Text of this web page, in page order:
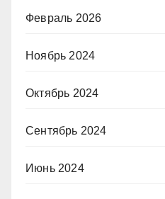
Февраль 2026
Ноябрь 2024
Октябрь 2024
Сентябрь 2024
Июнь 2024